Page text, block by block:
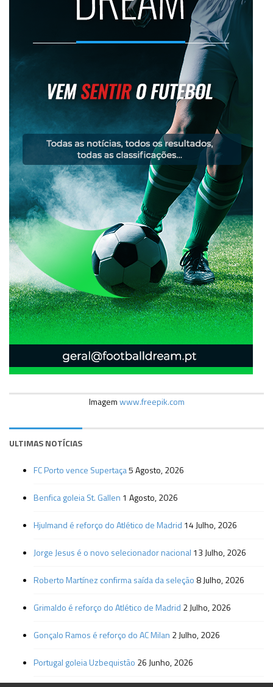
Imagemwww.freepik.com
ULTIMAS NOTÍCIAS
FC Porto vence Supertaça5 Agosto, 2026
Benfica goleia St. Gallen 1 Agosto, 2026
Hjulmand é reforço do Atlético de Madrid 14 Julho, 2026
Jorge Jesus é o novo selecionador nacional 13 Julho, 2026
Roberto Martínez confirma saída da seleção 8 Julho, 2026
Grimaldo é reforço do Atlético de Madrid 2 Julho, 2026
Gonçalo Ramos é reforço do AC Milan 2 Julho, 2026
Portugal goleia Uzbequistão 26 Junho, 2026